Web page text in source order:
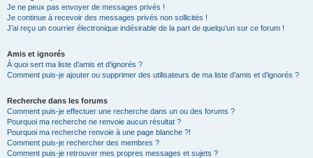
Je ne peux pas envoyer de messages privés !
Je continue à recevoir des messages privés non sollicités !
J’ai reçu un courrier électronique indésirable de la part de quelqu’un sur ce forum !
Amis et ignorés
À quoi sert ma liste d’amis et d’ignorés ?
Comment puis-je ajouter ou supprimer des utilisateurs de ma liste d’amis et d’ignorés ?
Recherche dans les forums
Comment puis-je effectuer une recherche dans un ou des forums ?
Pourquoi ma recherche ne renvoie aucun résultat ?
Pourquoi ma recherche renvoie à une page blanche ?!
Comment puis-je rechercher des membres ?
Comment puis-je retrouver mes propres messages et sujets ?